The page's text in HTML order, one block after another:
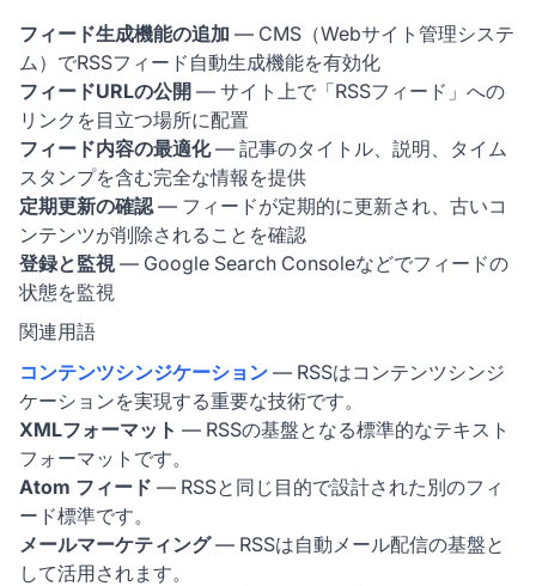
フィード生成機能の追加 — CMS（Webサイト管理システ
ム）でRSSフィード自動生成機能を有効化
フィードURLの公開 — サイト上で「RSSフィード」への
リンクを目立つ場所に配置
フィード内容の最適化— 記事のタイトル、説明、タイム
スタンプを含む完全な情報を提供
定期更新の確認— フィードが定期的に更新され、古いコ
ンテンツが削除されることを確認
登録と監視— Google Search Consoleなどでフィードの
状態を監視
関連用語
コンテンツシンジケーション — RSSはコンテンツシンジ
ケーションを実現する重要な技術です。
XMLフォーマット — RSSの基盤となる標準的なテキスト
フォーマットです。
Atom フィード — RSSと同じ目的で設計された別のフィ
ード標準です。
メールマーケティング— RSSは自動メール配信の基盤と
して活用されます。